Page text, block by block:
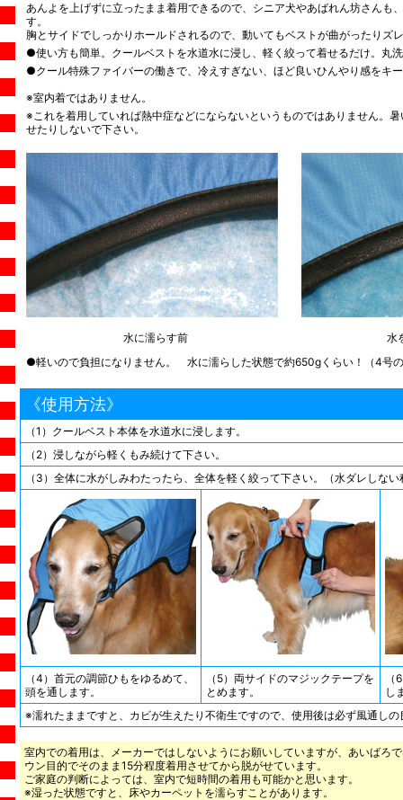
あんよを上げずに立ったまま着用できるので、シニア犬やあばれん坊さんも
す。
胸とサイドでしっかりホールドされるので、動いてもベストが曲がったりズ
●使い方も簡単。クールベストを水道水に浸し、軽く絞って着せるだけ。丸
●クール特殊ファイバーの働きで、冷えすぎない、ほど良いひんやり感をキ
※室内着ではありません。
※これを着用していれば熱中症などにならないというものではありません。
せたりしないで下さい。
水に濡らす前
水
●軽いので負担になりません。 水に濡らした状態で約650gくらい！（4号
《使用方法》
（1）クールベスト本体を水道水に浸します。
（2）浸しながら軽くもみ続けて下さい。
（3）全体に水がしみわたったら、全体を軽く絞って下さい。（水ダレしない
（4）首元の調節ひもをゆるめて、
頭を通します。
（5）両サイドのマジックテープを
とめます。
し
※濡れたままですと、カビが生えたり不衛生ですので、使用後は必ず風通し
室内での着用は、メーカーではしないようにお願いしていますが、あいばろ
ウン目的でそのまま15分程度着用させてから脱がせています。
ご家庭の判断によっては、室内で短時間の着用も可能かと思います。
※湿った状態ですと、床やカーペットを濡らすことがあります。